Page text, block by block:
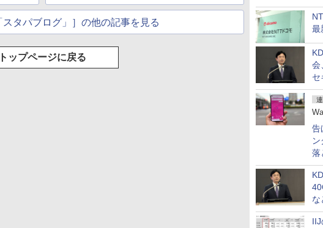
最
会
セ
告
落
題
な
る
IIJ
スタパブログ」］の他の記事を見る
トップページに戻る